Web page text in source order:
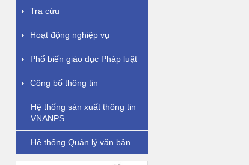
Tra cứu
Hoạt động nghiệp vụ
Phổ biến giáo dục Pháp luật
Công bố thông tin
Hệ thống sản xuất thông tin
VNANPS
Hệ thống Quản lý văn bản